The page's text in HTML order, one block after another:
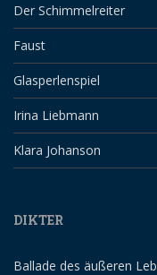
Der Schimmelreiter
Faust
Glasperlenspiel
Irina Liebmann
Klara Johanson
DIKTER
Ballade des äußeren